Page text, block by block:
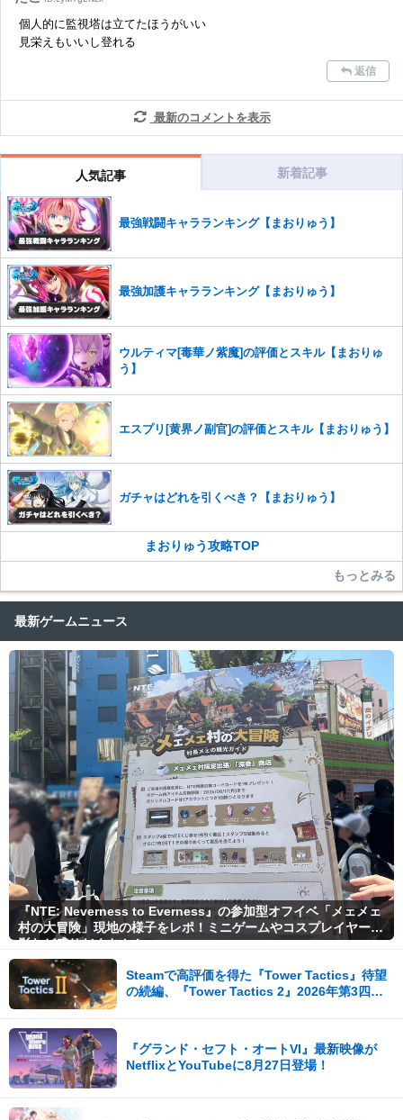
個人的に監視塔は立てたほうがいい
見栄えもいいし登れる
返信
最新のコメントを表示
人気記事 新着記事
最強戦闘キャラランキング【まおりゅう】
最強加護キャラランキング【まおりゅう】
ウルティマ[毒華ノ紫魔]の評価とスキル【まおりゅ
う】
エスプリ[黄界ノ副官]の評価とスキル【まおりゅう】
ガチャはどれを引くべき？【まおりゅう】
まおりゅう攻略TOP
もっとみる
最新ゲームニュース
『NTE: Neverness to Everness』の参加型オフイベ「メェメェ
村の大冒険」現地の様子をレポ！ミニゲームやコスプレイヤー撮
影など盛りだくさん！
Steamで高評価を得た『Tower Tactics』待望
の続編、『Tower Tactics 2』2026年第3四半
『グランド・セフト・オートVI』最新映像が
NetflixとYouTubeに8月27日登場！